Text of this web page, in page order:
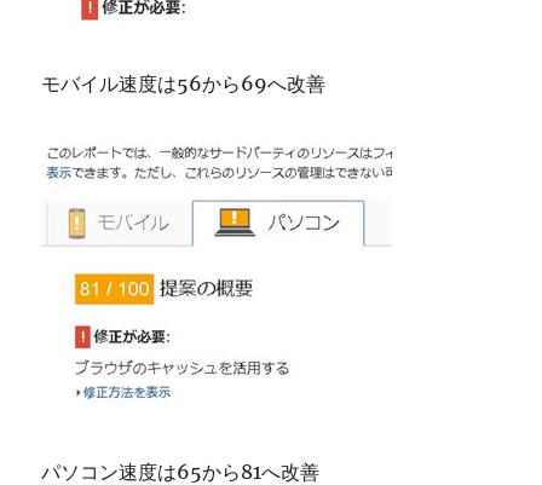
モバイル速度は56から69へ改善
パソコン速度は65から81へ改善